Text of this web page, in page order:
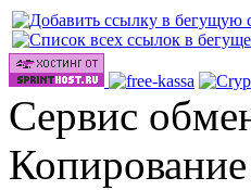
(51)|http://onlinevideos.cc/tops/out.php
Сервис